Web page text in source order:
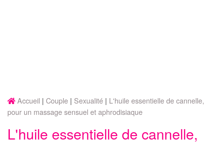
Accueil Couple Sexualité
L'huile essentielle de cannelle,
pour un massage sensuel et aphrodisiaque
L'huile essentielle de cannelle,